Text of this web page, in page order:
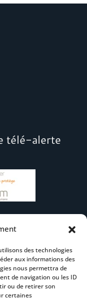
des technologies
aux informations des
nous permettra de
de navigation ou les ID
ou de retirer son
certaines
télé-alerte